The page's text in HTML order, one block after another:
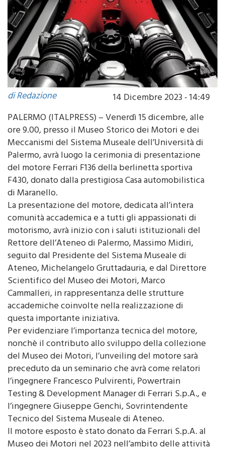
di Redazione
14 Dicembre 2023 - 14:49
PALERMO (ITALPRESS) – Venerdì 15 dicembre, alle
ore 9.00, presso il Museo Storico dei Motori e dei
Meccanismi del Sistema Museale dell’Università di
Palermo, avrà luogo la cerimonia di presentazione
del motore Ferrari F136 della berlinetta sportiva
F430, donato dalla prestigiosa Casa automobilistica
di Maranello.
La presentazione del motore, dedicata all’intera
comunità accademica e a tutti gli appassionati di
motorismo, avrà inizio con i saluti istituzionali del
Rettore dell’Ateneo di Palermo, Massimo Midiri,
seguito dal Presidente del Sistema Museale di
Ateneo, Michelangelo Gruttadauria, e dal Direttore
Scientifico del Museo dei Motori, Marco
Cammalleri, in rappresentanza delle strutture
accademiche coinvolte nella realizzazione di
questa importante iniziativa.
Per evidenziare l’importanza tecnica del motore,
nonchè il contributo allo sviluppo della collezione
del Museo dei Motori, l’unveiling del motore sarà
preceduto da un seminario che avrà come relatori
l’ingegnere Francesco Pulvirenti, Powertrain
Testing & Development Manager di Ferrari S.p.A., e
l’ingegnere Giuseppe Genchi, Sovrintendente
Tecnico del Sistema Museale di Ateneo.
Il motore esposto è stato donato da Ferrari S.p.A. al
Museo dei Motori nel 2023 nell’ambito delle attività
di collaborazione istituzionale consolidata nella